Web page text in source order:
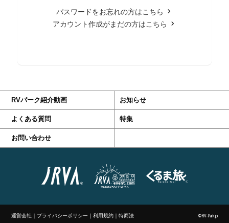
パスワードをお忘れの方はこちら
アカウント作成がまだの方はこちら
RVパーク紹介動画 お知らせ
よくある質問 特集
お問い合わせ
運営会社 ｜ プライバシーポリシー ｜利用規約 ｜特商法 ©RV-Park.jp